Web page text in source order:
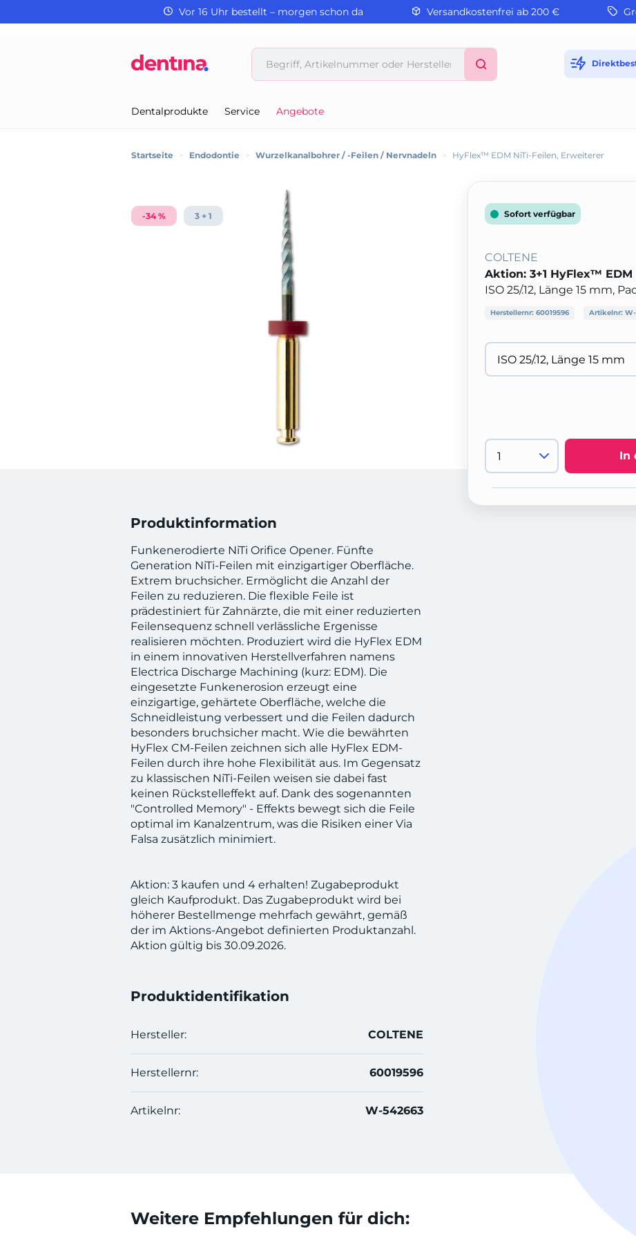
Vor 16 Uhr bestellt – morgen schon da Versandkostenfrei ab 200 €
Dentalprodukte Service Angebote
Startseite > Endodontie > Wurzelkanalbohrer / -Feilen / Nervnadeln > HyFlex™ EDM NiTi-Feilen, Erweiterer
-34 % 3 + 1
Produktinformation
Funkenerodierte NiTi Orifice Opener. Fünfte
Generation NiTi-Feilen mit einzigartiger Oberfläche.
Extrem bruchsicher. Ermöglicht die Anzahl der
Feilen zu reduzieren. Die flexible Feile ist
prädestiniert für Zahnärzte, die mit einer reduzierten
Feilensequenz schnell verlässliche Ergenisse
realisieren möchten. Produziert wird die HyFlex EDM
in einem innovativen Herstellverfahren namens
Electrica Discharge Machining (kurz: EDM). Die
eingesetzte Funkenerosion erzeugt eine
einzigartige, gehärtete Oberfläche, welche die
Schneidleistung verbessert und die Feilen dadurch
besonders bruchsicher macht. Wie die bewährten
HyFlex CM-Feilen zeichnen sich alle HyFlex EDM-
Feilen durch ihre hohe Flexibilität aus. Im Gegensatz
zu klassischen NiTi-Feilen weisen sie dabei fast
keinen Rückstelleffekt auf. Dank des sogenannten
"Controlled Memory" - Effekts bewegt sich die Feile
optimal im Kanalzentrum, was die Risiken einer Via
Falsa zusätzlich minimiert.
Aktion: 3 kaufen und 4 erhalten! Zugabeprodukt
gleich Kaufprodukt. Das Zugabeprodukt wird bei
höherer Bestellmenge mehrfach gewährt, gemäß
der im Aktions-Angebot definierten Produktanzahl.
Aktion gültig bis 30.09.2026.
Produktidentifikation
Hersteller: COLTENE
Herstellernr: 60019596
Artikelnr: W-542663
Sofort verfügbar
COLTENE
Aktion: 3+1 HyFlex™
ISO 25/.12, Länge 15 mm,
Herstellernr: 60019596 Artikelnr:
In
Weitere Empfehlungen für dich: